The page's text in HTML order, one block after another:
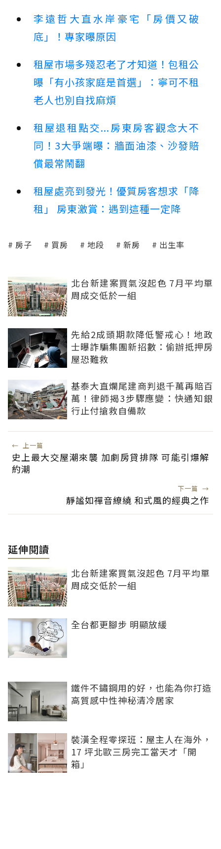
李遠哲大直水岸豪宅「房價又破
底」！專家曝原因
租屋市場多殘忍老了才知道！包租公
曝「有小孩家庭是首選」：寧可不租
老人也別自找麻煩
租屋退租點交...房東房客觀念大不
同！3大爭端曝：牆面油漆、沙發賠
償最常鬧翻
租屋處亮到發光！優質房客想求「降
租」 房東激賞：遇到這種一定降
房子 買房 地段 新房 出生率
北台新建案買氣沒起色 7月平均單
周成交低於一組
先給2成頭期款降低警戒心！地政
士曝詐騙集團新招數：偷辦抵押房
屋恐難救
基泰大直爛尾建商判退千萬再賠百
萬！律師揭3步驟應變：快通知銀
行止付搶救自備款
← 上一篇
史上最大交屋潮來襲 加劇房貸排隊 可能引爆解
約潮
下一篇 →
靜謐如禪音繚繞 和式風的經典之作
延伸閱讀
北台新建案買氣沒起色 7月平均單
周成交低於一組
全台都更腳步 明顯放緩
鐵件不鏽鋼用的好，也能為你打造
高質感中性神秘清冷居家
裝潢全程零探班：屋主人在海外，
17 坪北歐三房完工當天才「開
箱」